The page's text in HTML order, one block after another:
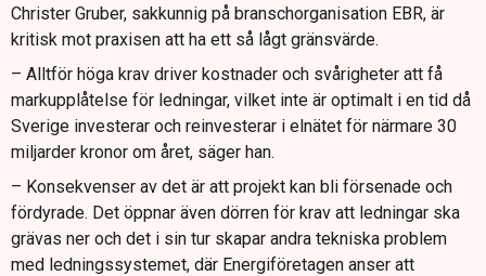
Christer Gruber, sakkunnig på branschorganisation EBR, är
kritisk mot praxisen att ha ett så lågt gränsvärde.
– Alltför höga krav driver kostnader och svårigheter att få
markupplåtelse för ledningar, vilket inte är optimalt i en tid då
Sverige investerar och reinvesterar i elnätet för närmare 30
miljarder kronor om året, säger han.
– Konsekvenser av det är att projekt kan bli försenade och
fördyrade. Det öppnar även dörren för krav att ledningar ska
grävas ner och det i sin tur skapar andra tekniska problem
med ledningssystemet, där Energiföretagen anser att